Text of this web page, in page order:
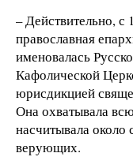
– Действительно, с
православная
именовалась
Кафолической
юрисдикцией
Она охватывала
насчитывала около
верующих.